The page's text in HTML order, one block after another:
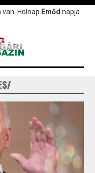
van. Holnap Emőd napja